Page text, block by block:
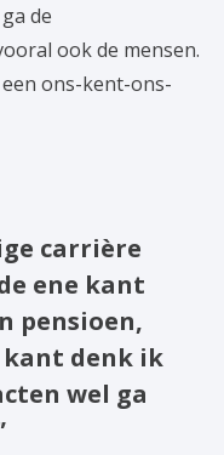
de
ook de mensen.
ons-kent-ons-
carrière
ene kant
pensioen,
kant denk ik
wel ga